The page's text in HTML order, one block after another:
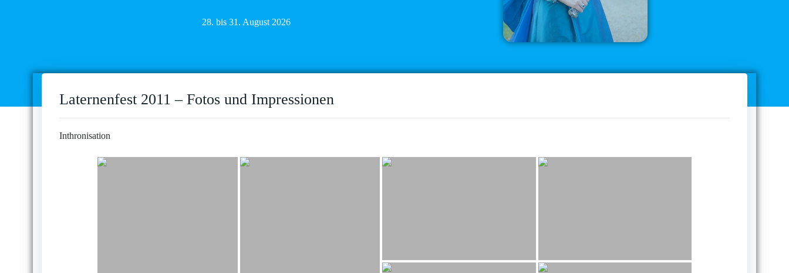
28. bis 31. August 2026
Laternenfest 2011 – Fotos und Impressionen
Inthronisation